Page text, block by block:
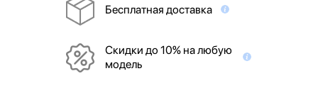
Бесплатная доставка
Скидки до 10% на любую
модель